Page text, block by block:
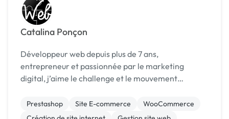
Catalina Ponçon
Développeur web depuis plus de 7 ans,
entrepreneur et passionnée par le marketing
digital, j’aime le challenge et le mouvement
votre site web et des stratégies de marketing digital
pour augmenter le ...
Prestashop Site E-commerce
WooCommerce